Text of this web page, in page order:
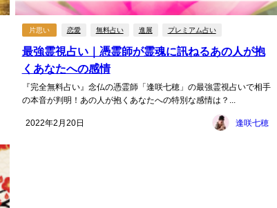
片思い 恋愛 無料占い 進展 プレミアム占い
最強霊視占い｜憑霊師が霊魂に訊ねるあの人が抱
くあなたへの感情
『完全無料占い』念仏の憑霊師「逢咲七穂」の最強霊視占いで相手
の本音が判明！あの人が抱くあなたへの特別な感情は？...
2022年2月20日 逢咲七穂